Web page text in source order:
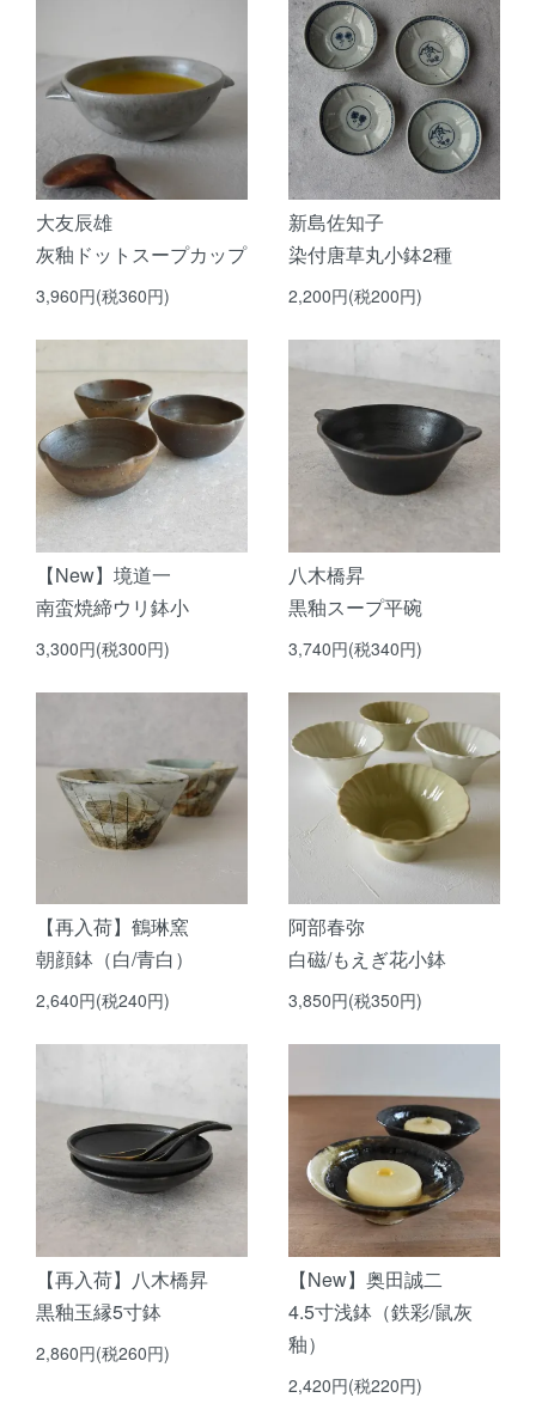
大友辰雄
灰釉ドットスープカップ
3,960円(税360円)
新島佐知子
染付唐草丸小鉢2種
2,200円(税200円)
【New】境道一
南蛮焼締ウリ鉢小
3,300円(税300円)
八木橋昇
黒釉スープ平碗
3,740円(税340円)
【再入荷】鶴琳窯
朝顔鉢（白/青白）
2,640円(税240円)
阿部春弥
白磁/もえぎ花小鉢
3,850円(税350円)
【再入荷】八木橋昇
黒釉玉縁5寸鉢
2,860円(税260円)
【New】奥田誠二
4.5寸浅鉢（鉄彩/鼠灰
釉）
2,420円(税220円)